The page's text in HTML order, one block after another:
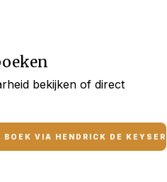
bekijken of direct
VIA HENDRICK DE KEYSER